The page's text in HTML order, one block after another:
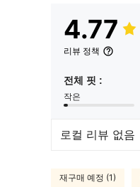
4.77
리뷰 정책
전체 핏 :
작은
로컬 리뷰 없음
재구매 예정 (1)